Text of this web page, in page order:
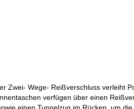
Zwei- Wege- Reißverschluss verleiht
verfügen über einen
einen Tunnelzug im Rücken, um